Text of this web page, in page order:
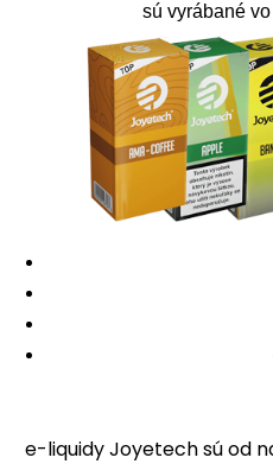
sú vyrábané
e-liquidy Joyetech sú od